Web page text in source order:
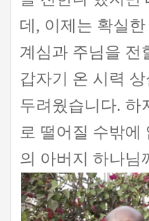
데, 이제는 확실
계심과 주님을 전
갑자기 온 시력
두려웠습니다. 하
로 떨어질 수밖에
의 아버지 하나님